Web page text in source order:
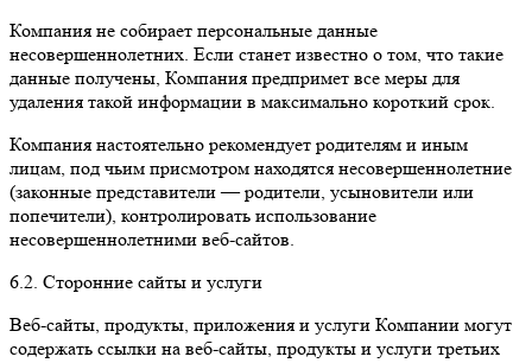
Компания не собирает персональные данные
несовершеннолетних. Если станет известно о том, что такие
данные получены, Компания предпримет все меры для
удаления такой информации в максимально короткий срок.
Компания настоятельно рекомендует родителям и иным
лицам, под чьим присмотром находятся несовершеннолетние
(законные представители — родители, усыновители или
попечители), контролировать использование
несовершеннолетними веб-сайтов.
6.2. Сторонние сайты и услуги
Веб-сайты, продукты, приложения и услуги Компании могут
содержать ссылки на веб-сайты, продукты и услуги третьих